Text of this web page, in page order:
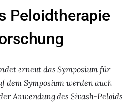
Peloidtherapie
erneut das Symposium für
dem Symposium werden auch
Anwendung des Sivash-Peloids